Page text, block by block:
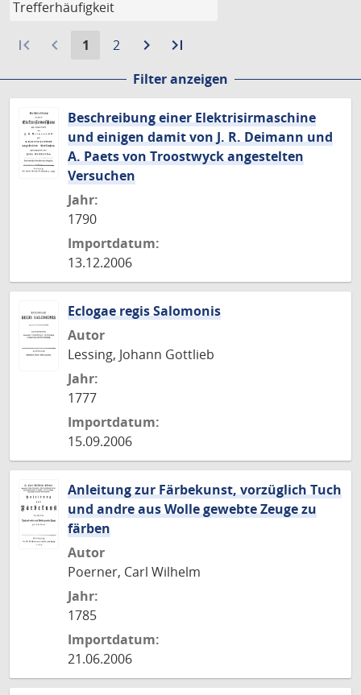
first_page navigate_before
Aktuelle
1
Gehe
Seite
2 navigate_next
Zur
Seite
last_page
Seite
Filter anzeigen
Beschreibung einer Elektrisirmaschine
und einigen damit von J. R. Deimann und
A. Paets von Troostwyck angestelten
Versuchen
Jahr:
1790
Importdatum:
13.12.2006
Eclogae regis Salomonis
Autor
Lessing, Johann Gottlieb
Jahr:
1777
Importdatum:
15.09.2006
Anleitung zur Färbekunst, vorzüglich Tuch
und andre aus Wolle gewebte Zeuge zu
färben
Autor
Poerner, Carl Wilhelm
Jahr:
1785
Importdatum:
21.06.2006